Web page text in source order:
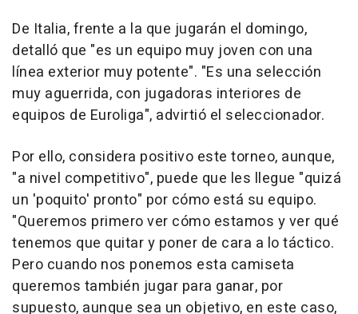
De Italia, frente a la que jugarán el domingo,
detalló que "es un equipo muy joven con una
línea exterior muy potente". "Es una selección
muy aguerrida, con jugadoras interiores de
equipos de Euroliga", advirtió el seleccionador.
Por ello, considera positivo este torneo, aunque,
"a nivel competitivo", puede que les llegue "quizá
un 'poquito' pronto" por cómo está su equipo.
"Queremos primero ver cómo estamos y ver qué
tenemos que quitar y poner de cara a lo táctico.
Pero cuando nos ponemos esta camiseta
queremos también jugar para ganar, por
supuesto, aunque sea un objetivo, en este caso,